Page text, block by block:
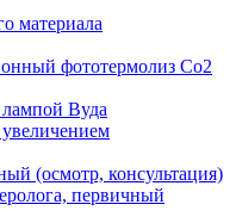
материала
фототермолиз Со2
Вуда
(осмотр, консультация)
первичный